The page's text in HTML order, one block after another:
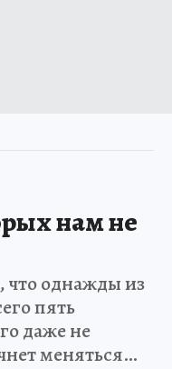
нам не
что однажды из
пять
даже не
меняться…